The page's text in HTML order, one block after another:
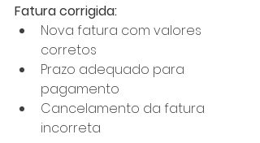
Fatura corrigida:
Nova fatura com valores
corretos
Prazo adequado para
pagamento
Cancelamento da fatura
incorreta